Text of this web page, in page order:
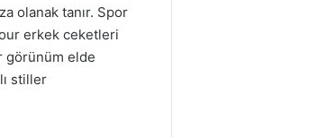
olanak tanır. Spor
erkek ceketleri
görünüm elde
stiller